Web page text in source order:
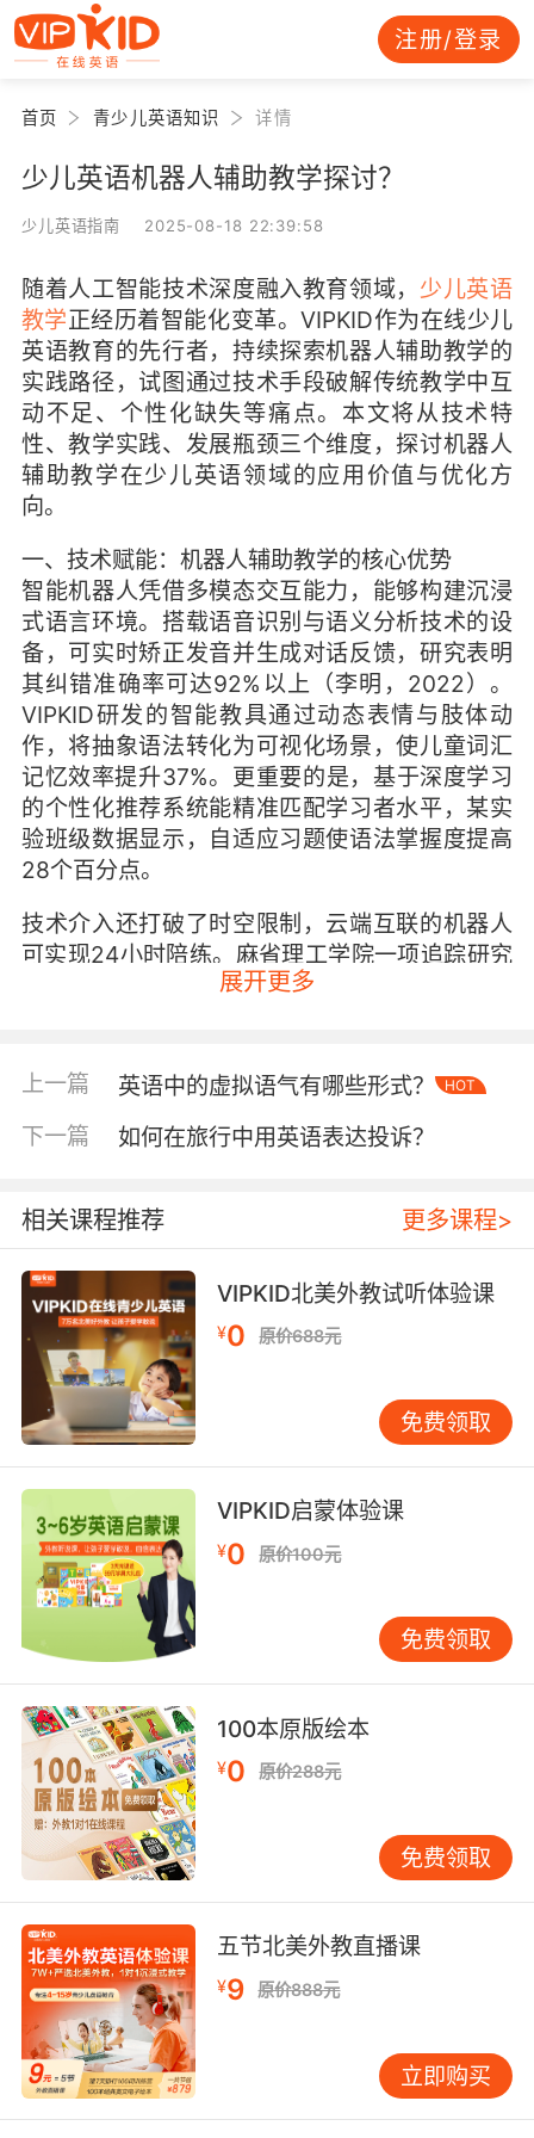
注册/登录
首页 青少儿英语知识 详情
少儿英语机器人辅助教学探讨？
少儿英语指南 2025-08-18 22:39:58
随着人工智能技术深度融入教育领域， 少儿英语
教学正经历着智能化变革。VIPKID作为在线少儿
英语教育的先行者，持续探索机器人辅助教学的
实践路径，试图通过技术手段破解传统教学中互
动不足、个性化缺失等痛点。本文将从技术特
性、教学实践、发展瓶颈三个维度，探讨机器人
辅助教学在少儿英语领域的应用价值与优化方
向。
一、技术赋能：机器人辅助教学的核心优势
智能机器人凭借多模态交互能力，能够构建沉浸
式语言环境。搭载语音识别与语义分析技术的设
备，可实时矫正发音并生成对话反馈，研究表明
其纠错准确率可达92%以上（李明，2022）。
VIPKID研发的智能教具通过动态表情与肢体动
作，将抽象语法转化为可视化场景，使儿童词汇
记忆效率提升37%。更重要的是，基于深度学习
的个性化推荐系统能精准匹配学习者水平，某实
验班级数据显示，自适应习题使语法掌握度提高
28个百分点。
技术介入还打破了时空限制，云端互联的机器人
可实现24小时陪练。麻省理工学院一项追踪研究
指出，每日15分钟机器人对话练习，可使学习者
计，让孩子在游戏化互动中完成超过200个实用
学伙伴。某双语学校实践案例显示，教师通过平
板操控智能设备演示绘本故事时，学生注意力集
中度较传统授课提升41%。VIPKID开发的智能课
件系统，能根据实时互动数据自动调整教学节
奏，当检测到60%学生未掌握现在进行时结构
时，系统立即生成强化练习模块。
课后巩固环节，智能批改系统展现出独特优势。
上海外国语大学测评发现，机器人对写作错误的
标注准确率达89%，尤其擅长捕捉冠词误用等细
微问题。VIPKID学员使用"智能作文本"三个月
后，平均句式复杂度提升23%，且87%的家长反
馈孩子不再抗拒写作训练。值得关注的是，北京
某培训机构引入的情感识别机器人，能通过微表
情分析及时给予鼓励，使课堂参与度提升至
94%。
三、破局之道：技术应用的深层挑战
尽管技术前景广阔，当前仍面临多重制约。硬件
层面，51%的教育机构反映智能设备存在动作延
迟问题，某县城学校调研显示网络卡顿导致32%
的互动中断。算法偏见亦不容忽视，斯坦福大学
达26%，这可能加剧区域教育资源差距。
情感交互短板尤为突出，剑桥大学实验证实机器
人无法有效处理6岁以上儿童的隐喻表达。
VIPKID教学团队发现，当涉及文化背景知识时，
78%的学员更倾向向真人教师提问。数据安全方
面，欧盟GDPR框架下的评估报告显示，儿童语
展开更多
上一篇 英语中的虚拟语气有哪些形式？ HOT
下一篇 如何在旅行中用英语表达投诉？
相关课程推荐 更多课程>
VIPKID北美外教试听体验课
¥0 原价688元
免费领取
VIPKID启蒙体验课
¥0 原价100元
免费领取
100本原版绘本
¥0 原价288元
免费领取
五节北美外教直播课
¥9 原价888元
立即购买